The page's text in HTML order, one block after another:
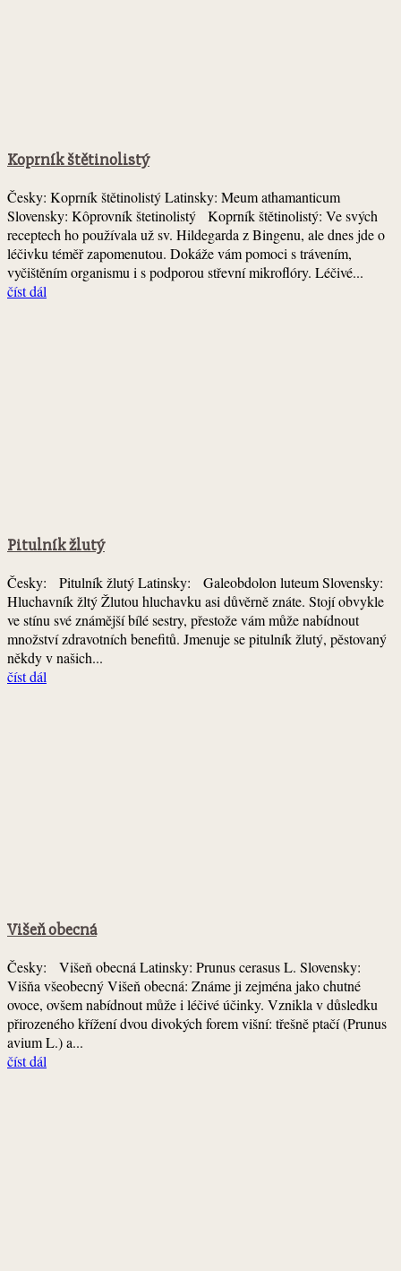
Koprník štětinolistý
Česky: Koprník štětinolistý Latinsky: Meum athamanticum
Slovensky: Kôprovník štetinolistý Koprník štětinolistý: Ve svých
receptech ho používala už sv. Hildegarda z Bingenu, ale dnes jde o
léčivku téměř zapomenutou. Dokáže vám pomoci s trávením,
vyčištěním organismu i s podporou střevní mikroflóry. Léčivé...
číst dál
Pitulník žlutý
Česky: Pitulník žlutý Latinsky: Galeobdolon luteum Slovensky:
Hluchavník žltý Žlutou hluchavku asi důvěrně znáte. Stojí obvykle
ve stínu své známější bílé sestry, přestože vám může nabídnout
množství zdravotních benefitů. Jmenuje se pitulník žlutý, pěstovaný
někdy v našich...
číst dál
Višeň obecná
Česky: Višeň obecná Latinsky: Prunus cerasus L. Slovensky:
Višňa všeobecný Višeň obecná: Známe ji zejména jako chutné
ovoce, ovšem nabídnout může i léčivé účinky. Vznikla v důsledku
přirozeného křížení dvou divokých forem višní: třešně ptačí (Prunus
avium L.) a...
číst dál